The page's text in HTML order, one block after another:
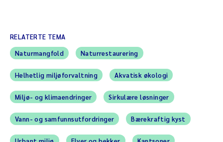
RELATERTE TEMA
Naturmangfold
Naturrestaurering
Helhetlig miljøforvaltning Akvatisk økologi
Miljø- og klimaendringer Sirkulære løsninger
Vann- og samfunnsutfordringer Bærekraftig kyst